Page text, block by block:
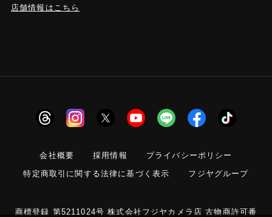
店舗情報はこちら
会社概要 採用情報
プライバシーポリシー
特定商取引に関する法律に基づく表示
フジヤグループ
商標登録 第5211024号 株式会社フジヤカメラ店 古物商許可番